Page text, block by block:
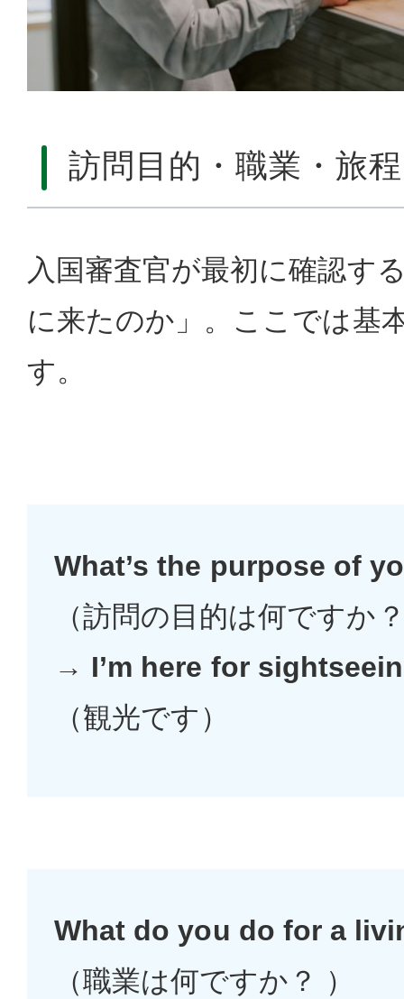
訪問目的・職業・旅
入国審査官が最初に確認す
に来たのか」。ここでは基
す。
What’s the purpose of
（訪問の目的は何ですか
→ I’m here for
（観光です）
What do you do for a
（職業は何ですか？ ）